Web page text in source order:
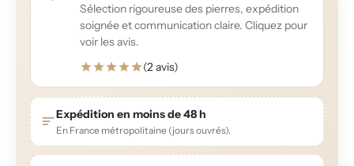
Sélection rigoureuse des pierres, expédition
soignée et communication claire. Cliquez pour
voir les avis.
(2 avis)
Expédition en moins de 48 h
En France métropolitaine (jours ouvrés).